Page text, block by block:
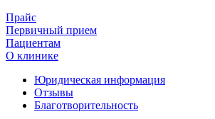
Прайс
Первичный прием
Пациентам
О клинике
Юридическая информация
Отзывы
Благотворительность